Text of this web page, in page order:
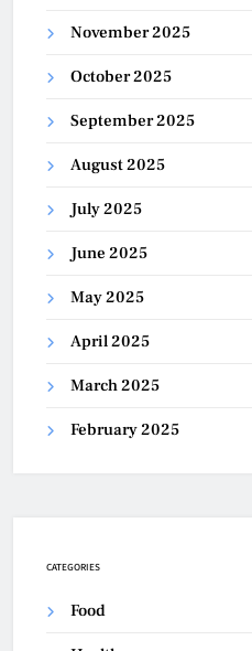
November 2025
October 2025
September 2025
August 2025
July 2025
June 2025
May 2025
April 2025
March 2025
February 2025
CATEGORIES
Food